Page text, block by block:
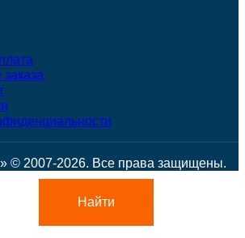
© 2007-2026. Все права защищены.
Найти